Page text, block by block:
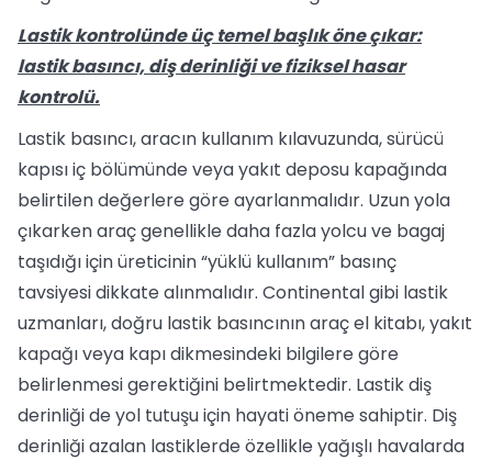
Lastik kontrolünde üç temel başlık öne çıkar:
lastik basıncı, diş derinliği ve fiziksel hasar
kontrolü.
Lastik basıncı, aracın kullanım kılavuzunda, sürücü
kapısı iç bölümünde veya yakıt deposu kapağında
belirtilen değerlere göre ayarlanmalıdır. Uzun yola
çıkarken araç genellikle daha fazla yolcu ve bagaj
taşıdığı için üreticinin “yüklü kullanım” basınç
tavsiyesi dikkate alınmalıdır. Continental gibi lastik
uzmanları, doğru lastik basıncının araç el kitabı, yakıt
kapağı veya kapı dikmesindeki bilgilere göre
belirlenmesi gerektiğini belirtmektedir. Lastik diş
derinliği de yol tutuşu için hayati öneme sahiptir. Diş
derinliği azalan lastiklerde özellikle yağışlı havalarda